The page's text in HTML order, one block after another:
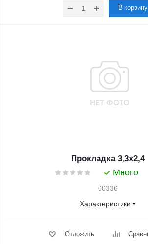
В корзину
Прокладка 3,3x2,4
Много
00336
Характеристики
Отложить